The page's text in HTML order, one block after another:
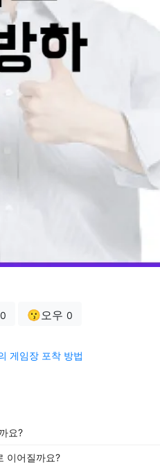
0 😗오우 0
게임장 포착 방법
요?
이어질까요?